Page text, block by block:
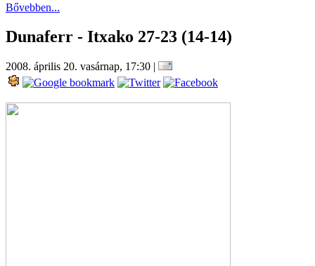
Bővebben...
Dunaferr - Itxako 27-23 (14-14)
2008. április 20. vasárnap, 17:30 |